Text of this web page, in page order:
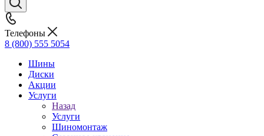
Телефоны
8 (800) 555 5054
Шины
Диски
Акции
Услуги
Назад
Услуги
Шиномонтаж